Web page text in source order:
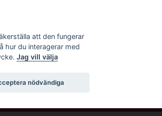
att den fungerar
hur du interagerar med
Jag vill välja
nödvändiga